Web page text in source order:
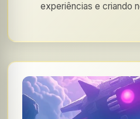
experiências e criando